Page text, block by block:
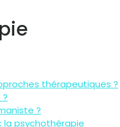
thérapeutiques ?
?
psychothérapie